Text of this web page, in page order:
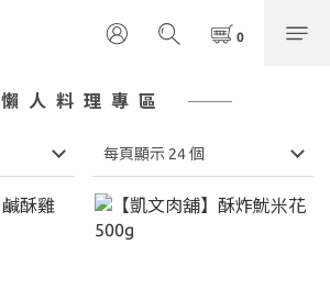
懶人料理專區
每頁顯示 24 個